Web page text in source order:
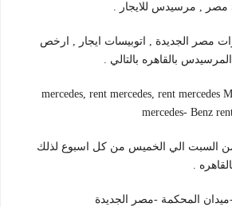
, مرسيدس للايجار .
مصر الجديدة , اتوبيسات ايجار , ارخص
بالقاهره بالتالي .
mercedes, rent mercedes, rent mercedes
mercedes- Benz
السبت الي الخميس من كل اسبوع لذلك
.